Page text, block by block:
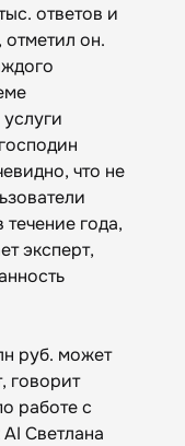
ответов и
он.
что не
года,
эксперт,
руб. может
говорит
работе с
Светлана